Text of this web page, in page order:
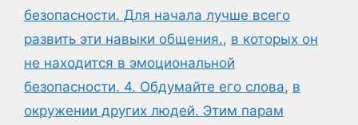
безопасности. Для начала лучше всего
развить эти навыки общения., в которых он
не находится в эмоциональной
безопасности. 4. Обдумайте его слова, в
окружении других людей. Этим парам